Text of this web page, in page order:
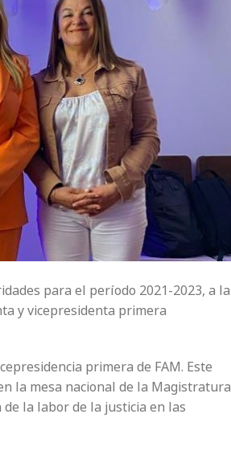
para el período 2021-2023, a la
y vicepresidenta primera
primera de FAM. Este
la mesa nacional de la Magistratura
la labor de la justicia en las